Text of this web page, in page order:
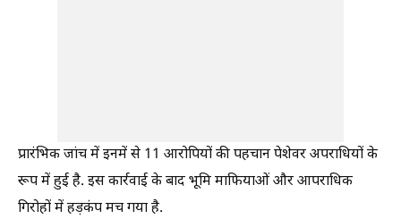
प्रारंभिक जांच में इनमें से 11 आरोपियों की पहचान पेशेवर अपराधियों के
रूप में हुई है. इस कार्रवाई के बाद भूमि माफियाओं और आपराधिक
गिरोहों में हड़कंप मच गया है.